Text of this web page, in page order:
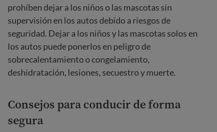
prohíben dejar a los niños o las mascotas sin
supervisión en los autos debido a riesgos de
seguridad. Dejar a los niños y las mascotas solos en
los autos puede ponerlos en peligro de
sobrecalentamiento o congelamiento,
deshidratación, lesiones, secuestro y muerte.
Consejos para conducir de forma
segura